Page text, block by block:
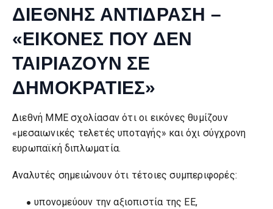
ΔΙΕΘΝΗΣ ΑΝΤΙΔΡΑΣΗ –
«ΕΙΚΟΝΕΣ ΠΟΥ ΔΕΝ
ΤΑΙΡΙΑΖΟΥΝ ΣΕ
ΔΗΜΟΚΡΑΤΙΕΣ»
Διεθνή ΜΜΕ σχολίασαν ότι οι εικόνες θυμίζουν
«μεσαιωνικές τελετές υποταγής» και όχι σύγχρονη
ευρωπαϊκή διπλωματία.
Αναλυτές σημειώνουν ότι τέτοιες συμπεριφορές:
υπονομεύουν την αξιοπιστία της ΕΕ,